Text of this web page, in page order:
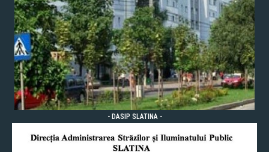
- DASIP SLATINA -